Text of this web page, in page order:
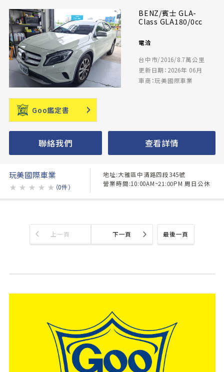
BENZ/賓士 GLA-
Class GLA180/0cc
電洽
台中市/2016/8.7萬公里
更新日期：2026年 06月
車商：玩美國際車業
Goo鑑定書
聯絡我們 查看詳情
玩美國際車業
★ ★ ★ ★ ★ （0件）
地址:大雅區中清路四段345號
營業時間:10:00AM~21:00PM 周日公休
最後一頁
上一頁 下一頁